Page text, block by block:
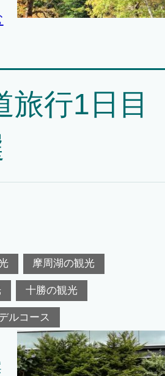
旅行1日目
摩周湖の観光
十勝の観光
ルコース